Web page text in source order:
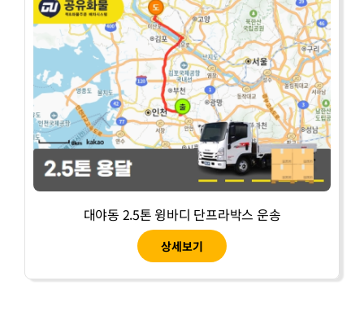
대야동 2.5톤 윙바디 단프라박스 운송
상세보기